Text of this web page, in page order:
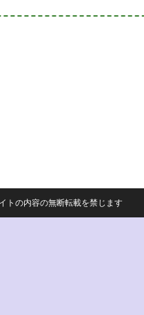
トの内容の無断転載を禁じます